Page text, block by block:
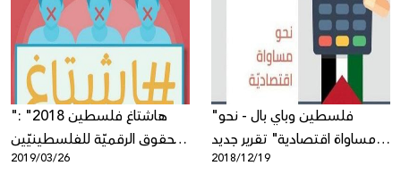
Donate
"هاشتاغ فلسطين 2018" :
الحقوق الرقميّة للفلسطينيّين
بين مطرقة التشريعات
2019/03/26
"فلسطين وباي بال - نحو
مساواة اقتصادية" تقرير جديد
لمركز حملة
2018/12/19